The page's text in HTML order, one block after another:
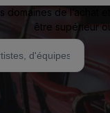
domaines de
être supérieur